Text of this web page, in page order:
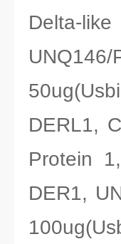
Delta-
DERL1,
Protein
DER1,